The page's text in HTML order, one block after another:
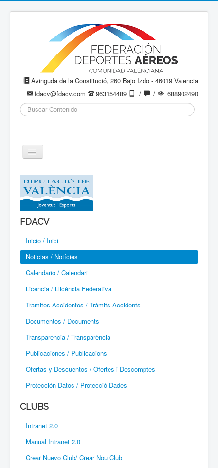
Avinguda de la Constitució, 260 Bajo Izdo - 46019 Valencia
fdacv@fdacv.com
963154489 / /
688902490
Buscar...
Cambiar
navegación
Aeromodelismo / Aeromodelisme
Ala Delta
Paracaidismo / Paracaigudisme
Parapente / Parapent
Ultraligeros / Ultralleugers
Vuelo Con Motor / Vol Amb Motor
FDACV
Inicio / Inici
Noticias / Notícies
Calendario / Calendari
Licencia / Llicència Federativa
Tramites Accidentes / Tràmits Accidents
Documentos / Documents
Transparencia / Transparència
Publicaciones / Publicacions
Ofertas y Descuentos / Ofertes i Descomptes
Protección Datos / Protecció Dades
CLUBS
Intranet 2.0
Manual Intranet 2.0
Crear Nuevo Club/ Crear Nou Club